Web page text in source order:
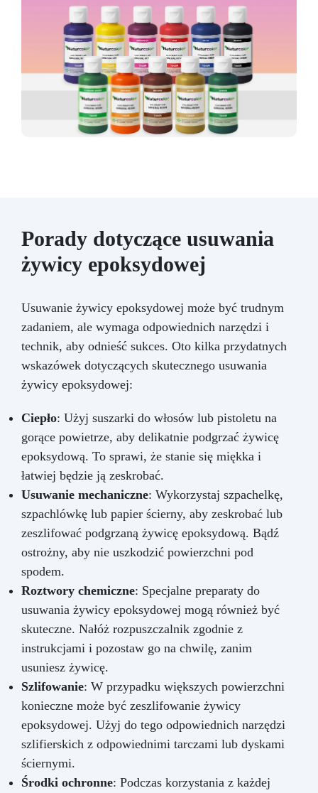
Porady dotyczące usuwania
żywicy epoksydowej
Usuwanie żywicy epoksydowej może być trudnym
zadaniem, ale wymaga odpowiednich narzędzi i
technik, aby odnieść sukces. Oto kilka przydatnych
wskazówek dotyczących skutecznego usuwania
żywicy epoksydowej:
Ciepło: Użyj suszarki do włosów lub pistoletu na
gorące powietrze, aby delikatnie podgrzać żywicę
epoksydową. To sprawi, że stanie się miękka i
łatwiej będzie ją zeskrobać.
Usuwanie mechaniczne: Wykorzystaj szpachelkę,
szpachlówkę lub papier ścierny, aby zeskrobać lub
zeszlifować podgrzaną żywicę epoksydową. Bądź
ostrożny, aby nie uszkodzić powierzchni pod
spodem.
Roztwory chemiczne: Specjalne preparaty do
usuwania żywicy epoksydowej mogą również być
skuteczne. Nałóż rozpuszczalnik zgodnie z
instrukcjami i pozostaw go na chwilę, zanim
usuniesz żywicę.
Szlifowanie: W przypadku większych powierzchni
konieczne może być zeszlifowanie żywicy
epoksydowej. Użyj do tego odpowiednich narzędzi
szlifierskich z odpowiednimi tarczami lub dyskami
ściernymi.
Środki ochronne: Podczas korzystania z każdej